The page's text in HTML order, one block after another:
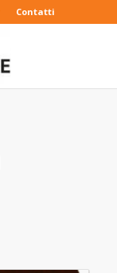
Contatti